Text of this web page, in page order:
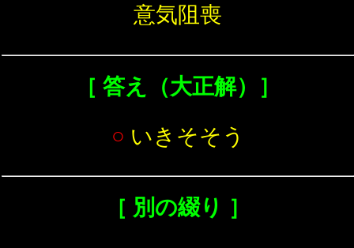
意気阻喪
［ 答え（大正解）］
○ いきそそう
［ 別の綴り ］